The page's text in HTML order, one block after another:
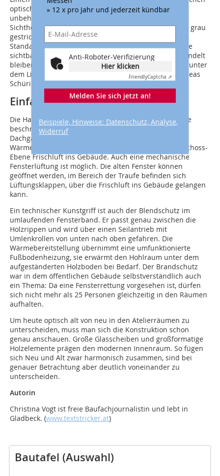
optisch unterteilen. „Alle Hölzer im Innenraum sind
unbehandelt. Die Böden, ursprünglich ebenfalls in
Sichtholz, wurden nach langer Diskussion mittlerweile grau
gestrichen – in einem bestimmten RAL-Ton, der die
Standardfarbe aller Ateliers der Kunstakademie ist. Die
sichtbaren Hölzer sollen so lange wie möglich unbehandelt
bleiben. Es besteht aber die Möglichkeit, die Bereiche unter
dem Lichtband weiß zu streichen“, sagt Architekt Andreas
Schüring.
Einfache Haustechnik
Die Haustechnik in den Ateliers ist auf das Not­wendige
beschränkt. Sie fand ihren Platz in zwei histo­rischen
Dachgauben. Eine Lüftungsanlage mit
Wärmerückgewinnung bringt in der unteren Dachgeschoss-
Ebene Frischluft ins Gebäude. Auch eine mechanische
Fensterlüftung ist möglich. Die alten Fenster können
geöffnet werden, im Bereich der Traufe befinden sich
Lüftungsklappen, über die Frischluft ins Gebäude gelangen
kann.
Ein technischer Kunstgriff ist auch der Blendschutz im
umlaufenden Fensterband. Er passt genau zwischen die
Holzrippen und wird über einen Seilantrieb mit
Umlenkrollen von unten nach oben gefahren. Die
Wärmebereitstellung übernimmt eine umfunktionierte
Fußbodenheizung, sie erwärmt den Hohlraum unter dem
aufgeständerten Holzboden bei Bedarf. Der Brandschutz
war in dem öffentlichen Gebäude selbstverständlich auch
ein Thema: Da eine Fensterrettung vorgesehen ist, dürfen
sich nicht mehr als 25 Personen gleichzeitig in den Räumen
aufhalten.
Um heute optisch alt von neu in den Atelierräumen zu
unterscheiden, muss man sich die Konstruktion schon
genau anschauen. Große Glasscheiben und großformatige
Holzelemente prägen den modernen Innenraum. So fügen
sich Neu und Alt zwar harmonisch zusammen, sind bei
genauer Betrachtung aber deutlich voneinander zu
unterscheiden.
Autorin
Christina Vogt ist freie Baufachjournalistin und lebt in
Gladbeck. (www.textstricker.at)
Bautafel (Auswahl)
» 12 x pro Jahr und jederzeit kündbar
Anti-Roboter-Verifizierung
Hier klicken
FriendlyCaptcha ⇗
Melden Sie sich jetzt an!
Beispiele, Hinweise: Datenschutz, Analyse,
Widerruf